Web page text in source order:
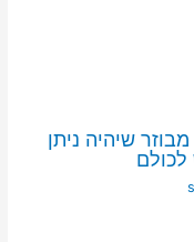
שיהיה ניתן
לכולם